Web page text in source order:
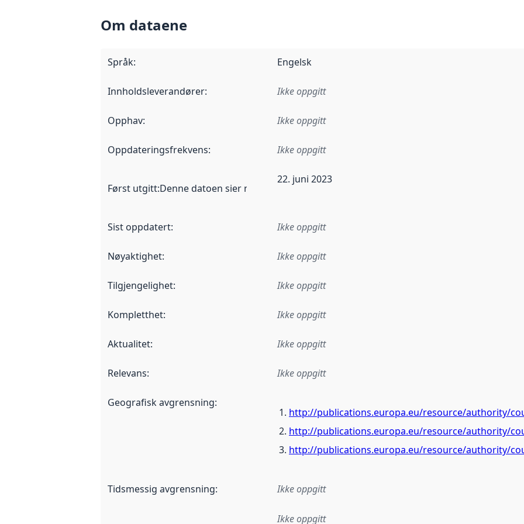
Om dataene
Språk: Engelsk
Innholdsleverandører: Ikke oppgitt
Opphav: Ikke oppgitt
Oppdateringsfrekvens: Ikke oppgitt
Først utgitt:Denne datoen sier når dataene i dette datasettet første gang ble utgitt. Det kan
22. juni 2023
Sist oppdatert: Ikke oppgitt
Nøyaktighet: Ikke oppgitt
Tilgjengelighet: Ikke oppgitt
Kompletthet: Ikke oppgitt
Aktualitet: Ikke oppgitt
Relevans: Ikke oppgitt
Geografisk avgrensning:
http://publications.europa.eu/resource/authority/
http://publications.europa.eu/resource/authority/
http://publications.europa.eu/resource/authority/
Tidsmessig avgrensning: Ikke oppgitt
Ikke oppgitt